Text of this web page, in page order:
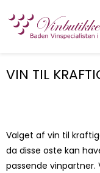
VIN TIL
Valget af vin til
da disse oste kan
passende